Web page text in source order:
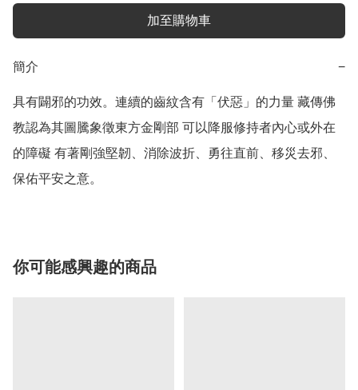
加至購物車
簡介 −
具有闢邪的功效。連續的齒紋含有「伏惡」的力量 藏傳佛
教認為其圖騰象徵東方金剛部 可以降服修持者內心或外在
的障礙 有著剛強堅韌、消除波折、勇往直前、移災去邪、
保佑平安之意。
你可能感興趣的商品